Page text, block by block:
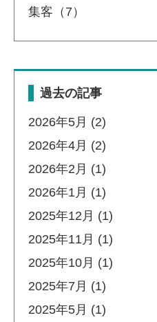
集客（7）
過去の記事
2026年5月 (2)
2026年4月 (2)
2026年2月 (1)
2026年1月 (1)
2025年12月 (1)
2025年11月 (1)
2025年10月 (1)
2025年7月 (1)
2025年5月 (1)